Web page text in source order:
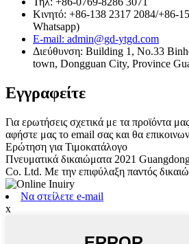
Κινητό: +86-138 2317 2084/+86-
Whatsapp)
E-mail: admin@gd-ytgd.com
Διεύθυνση: Building 1, No.33
town, Dongguan City, Province
Εγγραφείτε
Για ερωτήσεις σχετικά με τα προϊόντα
αφήστε μας το email σας και θα
Ερώτηση για Τιμοκατάλογο
Πνευματικά δικαιώματα 2021
Co. Ltd. Με την επιφύλαξη παντός
Να στείλετε e-mail
x